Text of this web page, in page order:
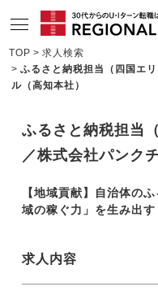
サービスの特長
転職成功者インタビュー
企業TOPインタビュー
高知の特色
TOP
求人検索
ふるさと納税担当（四国エ
ル（高知本社）
ふるさと納税担当
／株式会社パンク
【地域貢献】自治体の
域の稼ぐ力」を生み出す
求人内容